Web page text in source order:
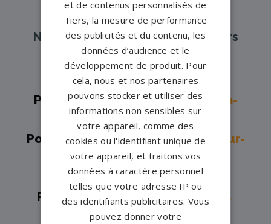
Nos pompes funèbres et marbriers
partenaires à proximité
Pompes funèbres - Ambérieu-en-
Bugey→
Pompes funèbres - Bellegarde-sur-
Valserine→
Pompes funèbres -Lagnieu→
Pompes funèbres - Meximieux→
Pompes funèbres -Oyonnax→
et de contenus personnalisés de
Tiers, la mesure de performance
des publicités et du contenu, les
données d’audience et le
développement de produit. Pour
cela, nous et nos partenaires
pouvons stocker et utiliser des
informations non sensibles sur
votre appareil, comme des
cookies ou l'identifiant unique de
votre appareil, et traitons vos
données à caractère personnel
telles que votre adresse IP ou
des identifiants publicitaires. Vous
pouvez donner votre